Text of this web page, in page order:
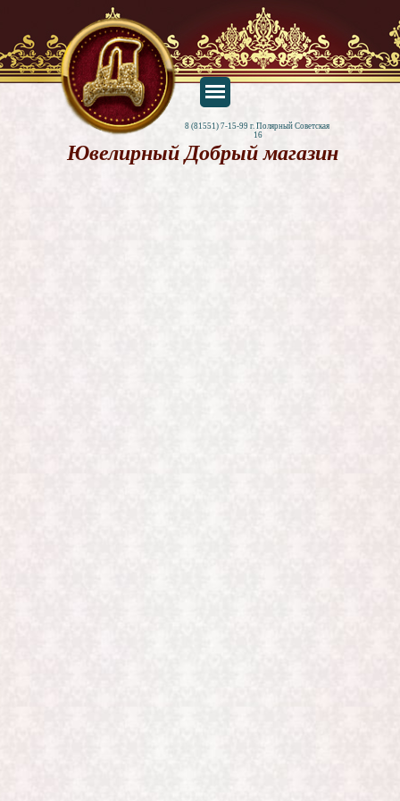
8 (81551) 7-15-99 г. Полярный Советская
16
Ювелирный Добрый магазин